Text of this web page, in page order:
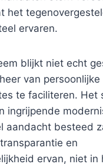
het
ervaren.
blijkt niet echt
van persoonlijke
te faciliteren. Het
ingrijpende
aandacht besteed
en
ervan, niet in